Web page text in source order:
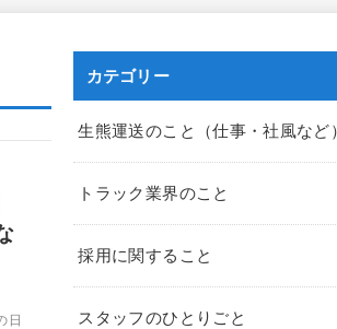
日
カテゴリー
生熊運送のこと（仕事・社風など
トラック業界のこと
採用に関すること
スタッフのひとりごと